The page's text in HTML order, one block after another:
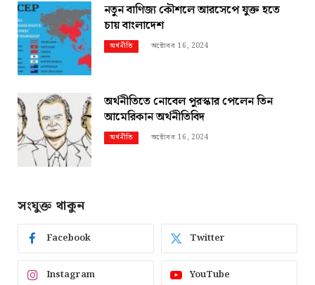
নতুন বাণিজ্য কৌশলে আরসেপে যুক্ত হতে
চায় বাংলাদেশ
অর্থনীতি অক্টোবর 16, 2024
অর্থনীতিতে নোবেল পুরস্কার পেলেন তিন
আমেরিকান অর্থনীতিবিদ
অর্থনীতি অক্টোবর 16, 2024
সংযুক্ত থাকুন
Facebook Twitter
Instagram YouTube